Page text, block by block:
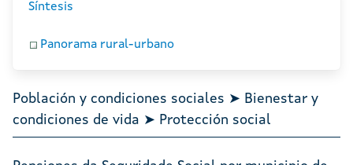
Síntesis
Panorama rural-urbano
Población y condiciones sociales ➤ Bienestar y
condiciones de vida ➤ Protección social